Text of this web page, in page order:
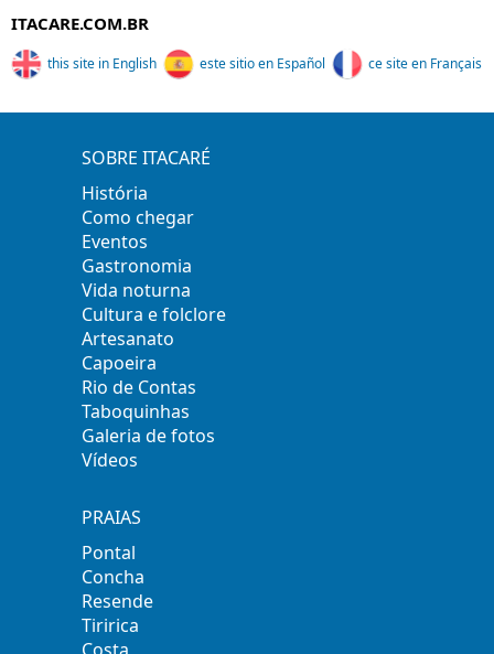
ITACARE.COM.BR
this site in English este sitio en Español ce site en Français
SOBRE ITACARÉ
História
Como chegar
Eventos
Gastronomia
Vida noturna
Cultura e folclore
Artesanato
Capoeira
Rio de Contas
Taboquinhas
Galeria de fotos
Vídeos
PRAIAS
Pontal
Concha
Resende
Tiririca
Costa